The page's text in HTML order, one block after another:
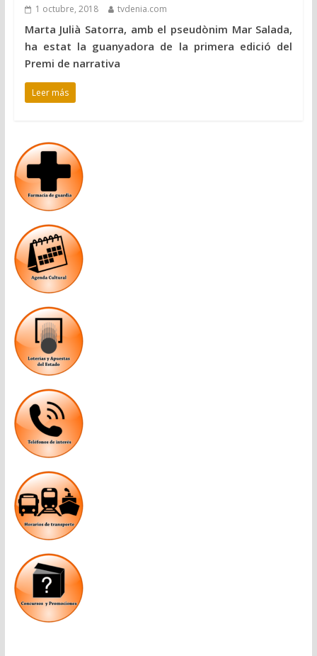
1 octubre, 2018 tvdenia.com
Marta Julià Satorra, amb el pseudònim Mar Salada,
ha estat la guanyadora de la primera edició del
Premi de narrativa
Leer más